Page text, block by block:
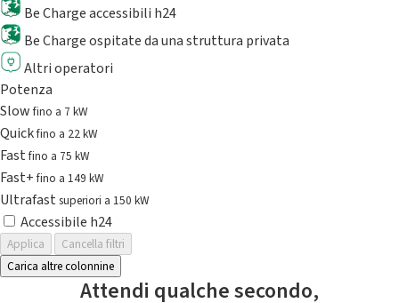
Be Charge accessibili h24
Be Charge ospitate da una struttura privata
Altri operatori
Potenza
Slowfino a 7 kW
Quickfino a 22 kW
Fastfino a 75 kW
Fast+fino a 149 kW
Ultrafast superiori a 150 kW
Accessibile h24
Applica
Cancella filtri
Carica altre colonnine
Attendi qualche secondo,